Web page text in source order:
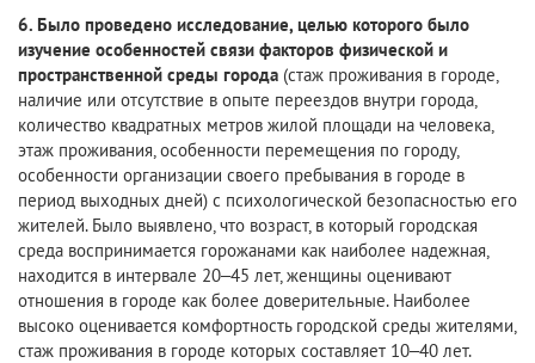
6. Было проведено исследование, целью которого было
изучение особенностей связи факторов физической и
пространственной среды города (стаж проживания в городе,
наличие или отсутствие в опыте переездов внутри города,
количество квадратных метров жилой площади на человека,
этаж проживания, особенности перемещения по городу,
особенности организации своего пребывания в городе в
период выходных дней) с психологической безопасностью его
жителей. Было выявлено, что возраст, в который городская
среда воспринимается горожанами как наиболее надежная,
находится в интервале 20–45 лет, женщины оценивают
отношения в городе как более доверительные. Наиболее
высоко оценивается комфортность городской среды жителями,
стаж проживания в городе которых составляет 10–40 лет.